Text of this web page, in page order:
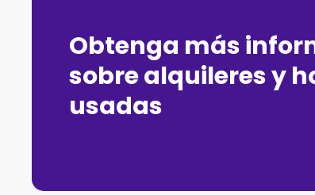
Obtenga más
sobre alquileres y
usadas